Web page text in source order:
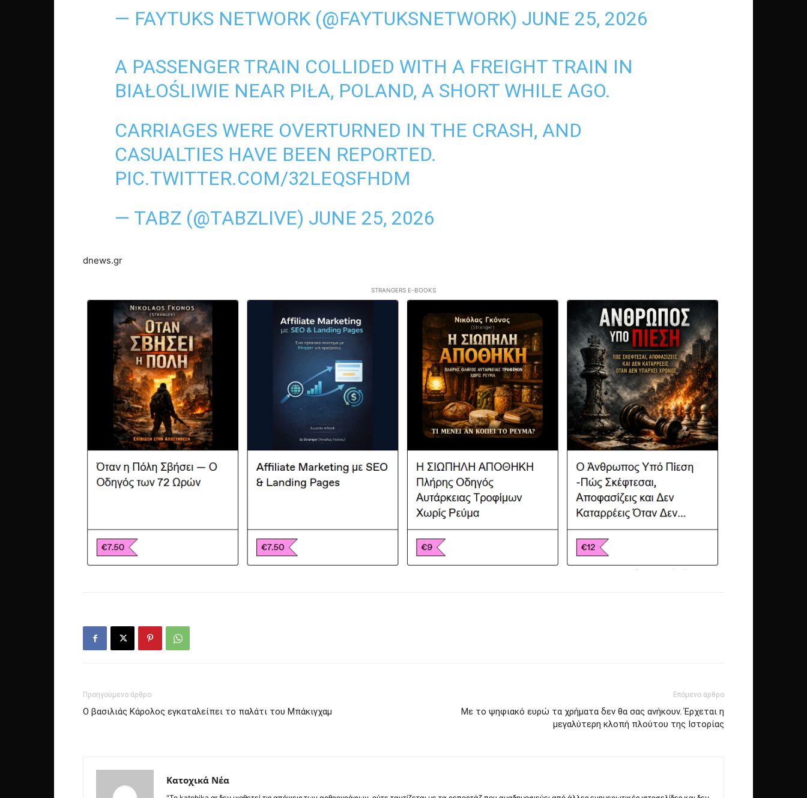
— FAYTUKS NETWORK (@FAYTUKSNETWORK) JUNE 25, 2026
A PASSENGER TRAIN COLLIDED WITH A FREIGHT TRAIN IN
BIAŁOŚLIWIE NEAR PIŁA, POLAND, A SHORT WHILE AGO.
CARRIAGES WERE OVERTURNED IN THE CRASH, AND
CASUALTIES HAVE BEEN REPORTED.
PIC.TWITTER.COM/32LEQSFHDM
— TABZ (@TABZLIVE) JUNE 25, 2026
dnews.gr
STRANGERS E-BOOKS
Προηγούμενο άρθρο
Ο βασιλιάς Κάρολος εγκαταλείπει το παλάτι του Μπάκιγχαμ
Επόμενο άρθρο
Με το ψηφιακό ευρώ τα χρήματα δεν θα σας ανήκουν. Έρχεται η
μεγαλύτερη κλοπή πλούτου της Ιστορίας
Κατοχικά Νέα